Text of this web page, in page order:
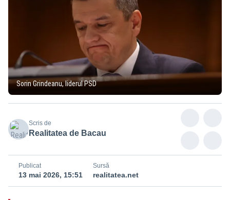
Sorin Grindeanu, liderul PSD
Scris de
Realitatea de Bacau
Publicat
13 mai 2026, 15:51
Sursă
realitatea.net